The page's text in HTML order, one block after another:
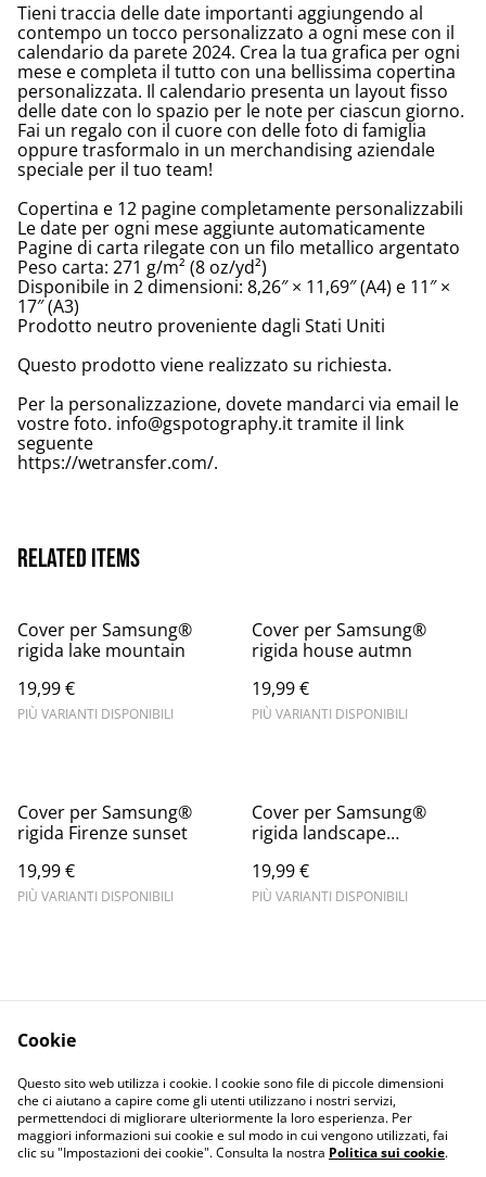
Tieni traccia delle date importanti aggiungendo al
contempo un tocco personalizzato a ogni mese con il
calendario da parete 2024. Crea la tua grafica per ogni
mese e completa il tutto con una bellissima copertina
personalizzata. Il calendario presenta un layout fisso
delle date con lo spazio per le note per ciascun giorno.
Fai un regalo con il cuore con delle foto di famiglia
oppure trasformalo in un merchandising aziendale
speciale per il tuo team!
Copertina e 12 pagine completamente personalizzabili
Le date per ogni mese aggiunte automaticamente
Pagine di carta rilegate con un filo metallico argentato
Peso carta: 271 g/m² (8 oz/yd²)
Disponibile in 2 dimensioni: 8,26″ × 11,69″ (A4) e 11″ ×
17″ (A3)
Prodotto neutro proveniente dagli Stati Uniti
Questo prodotto viene realizzato su richiesta.
Per la personalizzazione, dovete mandarci via email le
vostre foto. info@gspotography.it tramite il link
seguente
https://wetransfer.com/.
Related items
Cover per Samsung®
rigida lake mountain
19,99 €
PIÙ VARIANTI DISPONIBILI
Cover per Samsung®
rigida house autmn
19,99 €
PIÙ VARIANTI DISPONIBILI
Cover per Samsung®
rigida Firenze sunset
19,99 €
PIÙ VARIANTI DISPONIBILI
Cover per Samsung®
rigida landscape
19,99 €
PIÙ VARIANTI DISPONIBILI
Informativa sulla
privacy
Terms and
conditions
Cookie
Questo sito web utilizza i cookie. I cookie sono file di piccole dimensioni
che ci aiutano a capire come gli utenti utilizzano i nostri servizi,
permettendoci di migliorare ulteriormente la loro esperienza. Per
maggiori informazioni sui cookie e sul modo in cui vengono utilizzati, fai
clic su "Impostazioni dei cookie". Consulta la nostra Politica sui cookie.